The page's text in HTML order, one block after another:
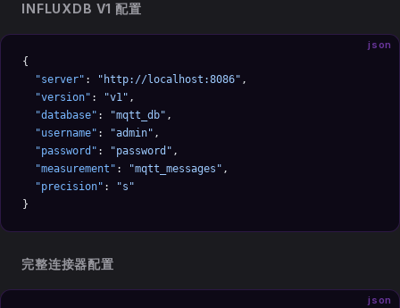
INFLUXDB V1 配置
json
{
  "server"
: "http://localhost:8086" ,
  "version"
: "v1" ,
  "database"
: "mqtt_db" ,
  "username"
: "admin" ,
  "password"
: "password" ,
  "measurement"
: "mqtt_messages" ,
  "precision"
:
"s"
}
完整连接器配置
json